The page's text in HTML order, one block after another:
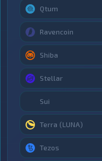
Qtum
Ravencoin
Shiba
Stellar
Sui
Terra (LUNA)
Tezos